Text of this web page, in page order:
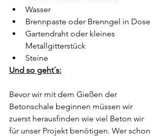
Wasser
Brennpaste oder Brenngel in Dose
Gartendraht oder kleines
Metallgitterstück
Steine
Und so geht´s:
Bevor wir mit dem Gießen der
Betonschale beginnen müssen wir
zuerst herausfinden wie viel Beton wir
für unser Projekt benötigen. Wer schon